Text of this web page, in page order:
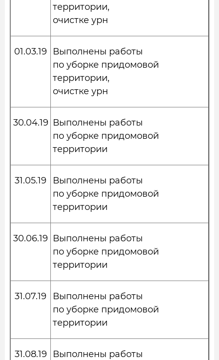
территории,
очистке урн
01.03.19
Выполнены работы
по уборке придомовой
территории,
очистке урн
30.04.19 Выполнены работы
по уборке придомовой
территории
31.05.19
Выполнены работы
по уборке придомовой
территории
30.06.19 Выполнены работы
по уборке придомовой
территории
31.07.19
Выполнены работы
по уборке придомовой
территории
31.08.19
Выполнены работы